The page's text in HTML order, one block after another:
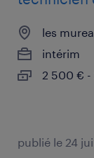
les
intérim
2 500 € -
publié le 24